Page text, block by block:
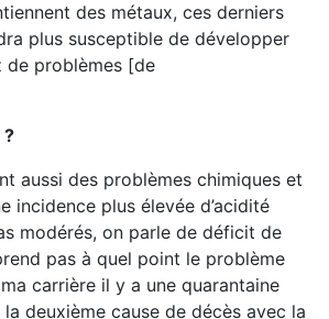
des métaux, ces derniers
plus susceptible de développer
de problèmes [de
aussi des problèmes chimiques et
incidence plus élevée d’acidité
modérés, on parle de déficit de
pas à quel point le problème
carrière il y a une quarantaine
la deuxième cause de décès avec la